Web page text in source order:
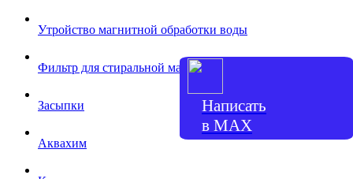
Утройство магнитной обработки воды
Фильтр для стиральной машины
Засыпки
Аквахим
Написать
в МАХ